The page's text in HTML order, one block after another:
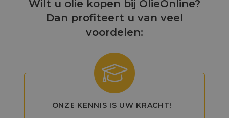
Wilt u olie kopen bij OlieOnline?
Dan profiteert u van veel
voordelen:
ONZE KENNIS IS UW KRACHT!